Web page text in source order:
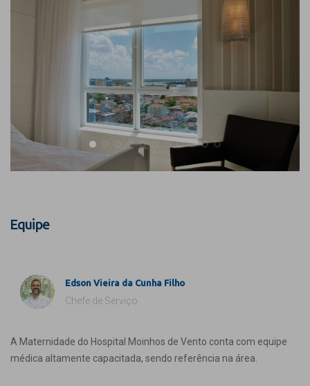
Equipe
Edson Vieira da Cunha Filho
Chefe de Serviço
A Maternidade do Hospital Moinhos de Vento conta com equipe
médica altamente capacitada, sendo referência na área.